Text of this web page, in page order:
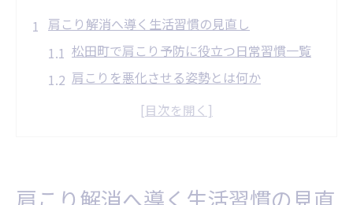
肩こり解消へ導く生活習慣の見直し
松田町で肩こり予防に役立つ日常習慣一覧
肩こりを悪化させる姿勢とは何か
朝晩の簡単ストレッチで肩こり軽減